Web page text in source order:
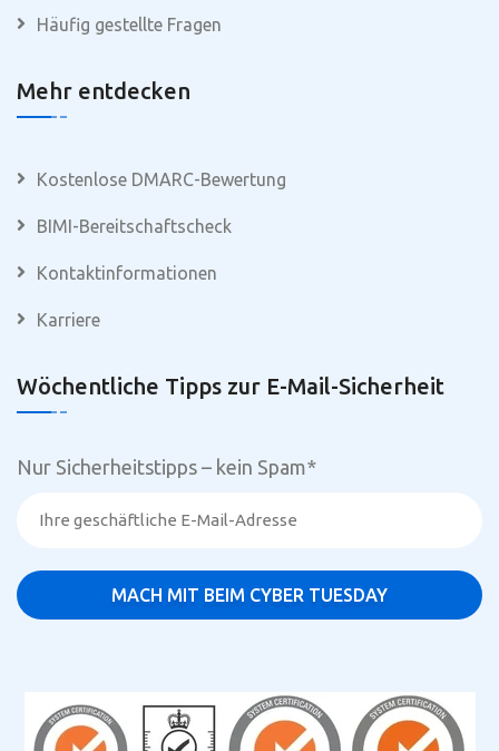
Häufig gestellte Fragen
Mehr entdecken
Kostenlose DMARC-Bewertung
BIMI-Bereitschaftscheck
Kontaktinformationen
Karriere
Wöchentliche Tipps zur E-Mail-Sicherheit
Nur Sicherheitstipps – kein Spam*